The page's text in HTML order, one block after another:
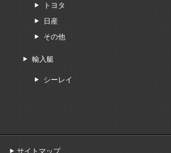
トヨタ
日産
その他
輸入艇
シーレイ
サイトマップ